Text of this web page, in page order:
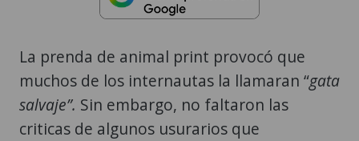
La prenda de animal print provocó que
muchos de los internautas la llamaran “gata
salvaje”. Sin embargo, no faltaron las
criticas de algunos usurarios que